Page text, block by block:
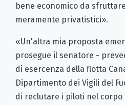
bene economico da
meramente privatistici».
«Un'altra mia proposta
prosegue il senatore -
di esercenza della flotta
Dipartimento dei Vigili del
di reclutare i piloti nel